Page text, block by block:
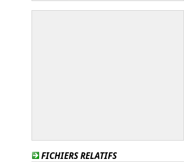
FICHIERS RELATIFS